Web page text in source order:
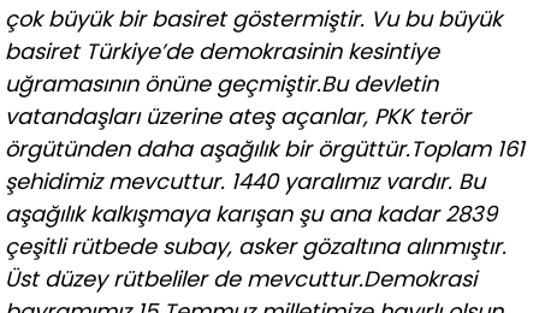
çok büyük bir basiret göstermiştir. Vu bu büyük
basiret Türkiye’de demokrasinin kesintiye
uğramasının önüne geçmiştir.Bu devletin
vatandaşları üzerine ateş açanlar, PKK terör
örgütünden daha aşağılık bir örgüttür.Toplam 161
şehidimiz mevcuttur. 1440 yaralımız vardır. Bu
aşağılık kalkışmaya karışan şu ana kadar 2839
çeşitli rütbede subay, asker gözaltına alınmıştır.
Üst düzey rütbeliler de mevcuttur.Demokrasi